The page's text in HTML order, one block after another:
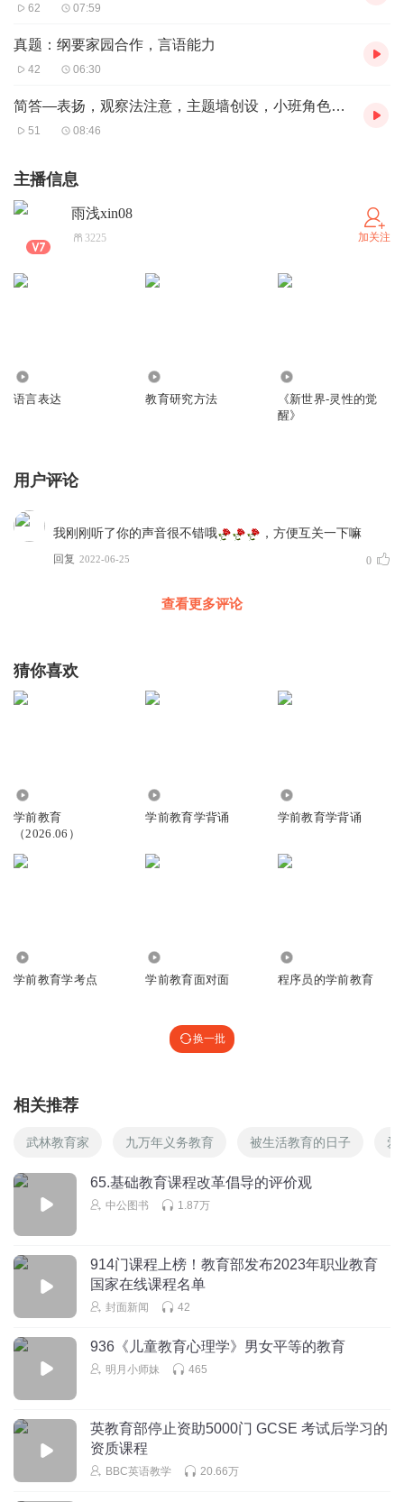
62 07:59
真题：纲要家园合作，言语能力
42 06:30
简答—表扬，观察法注意，主题墙创设，小班角色游戏特，个体差
51 08:46
主播信息
雨浅xin08
3225 加关注
语言表达 教育研究方法
《新世界-灵性的觉
醒》
用户评论
我刚刚听了你的声音很不错哦 ，方便互关一下嘛
回复 2022-06-25 0
查看更多评论
猜你喜欢
学前教育
（2026.06）
学前教育学背诵 学前教育学背诵
学前教育学考点 学前教育面对面 程序员的学前教育
换一批
相关推荐
武林教育家 九万年义务教育 被生活教育的日子 爱
65.基础教育课程改革倡导的评价观
中公图书 1.87万
914门课程上榜！教育部发布2023年职业教育
国家在线课程名单
封面新闻 42
936《儿童教育心理学》男女平等的教育
明月小师妹 465
英教育部停止资助5000门 GCSE 考试后学习的
资质课程
BBC英语教学 20.66万